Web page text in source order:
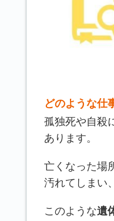
どのような仕
孤独死や自殺
あります。
亡くなった場
汚れてしまい
このような遺